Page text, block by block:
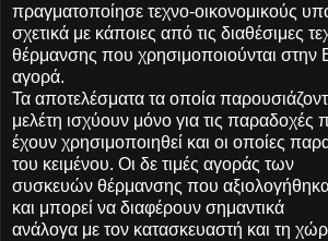
πραγματοποίησε τεχνο-οικονομικούς
σχετικά με κάποιες από τις διαθέσιμες
θέρμανσης που χρησιμοποιούνται στην
αγορά.
Τα αποτελέσματα τα οποία
μελέτη ισχύουν μόνο για τις παραδοχές
έχουν χρησιμοποιηθεί και οι οποίες
του κειμένου. Οι δε τιμές αγοράς των
συσκευών θέρμανσης που αξιολογήθηκαν
και μπορεί να διαφέρουν σημαντικά
ανάλογα με τον κατασκευαστή και τη